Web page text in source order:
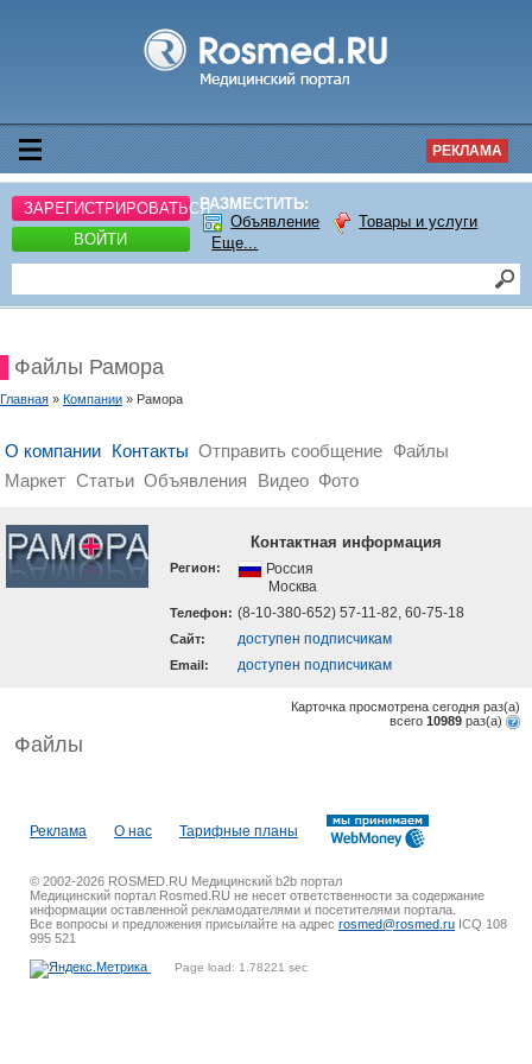
РЕКЛАМА
ЗАРЕГИСТРИРОВАТЬСЯ
ВОЙТИ
РАЗМЕСТИТЬ:
Объявление
Товары и услуги
Еще...
Файлы Рамора
Главная » Компании » Рамора
О компании Контакты Отправить сообщение Файлы
Маркет Статьи Объявления Видео Фото
Контактная информация
Регион:
Россия
Москва
Телефон: (8-10-380-652) 57-11-82, 60-75-18
Cайт: доступен подписчикам
Email: доступен подписчикам
Карточка просмотрена сегодня раз(a)
всего 10989 раз(a)
Файлы
Реклама О нас Тарифные планы
© 2002-2026 ROSMED.RU Медицинский b2b портал
Медицинский портал Rosmed.RU не несет ответственности за содержание
информации оставленной рекламодателями и посетителями портала.
Все вопросы и предложения присылайте на адрес rosmed@rosmed.ru ICQ 108
995 521
Page load: 1.78221 sec